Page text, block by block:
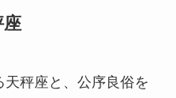
座
秤座と、公序良俗を